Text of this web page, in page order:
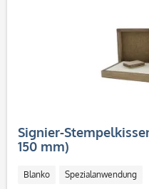
Signier-
150 mm)
Blanko Spezialanwendung